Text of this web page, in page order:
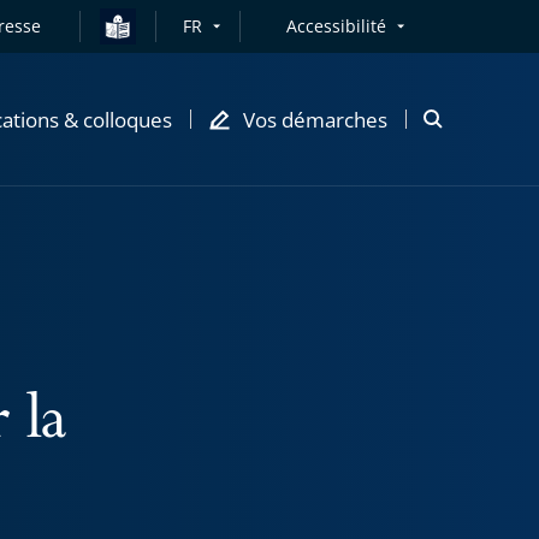
FR Accessibilité
& colloques Vos démarches
Ouvrir
la